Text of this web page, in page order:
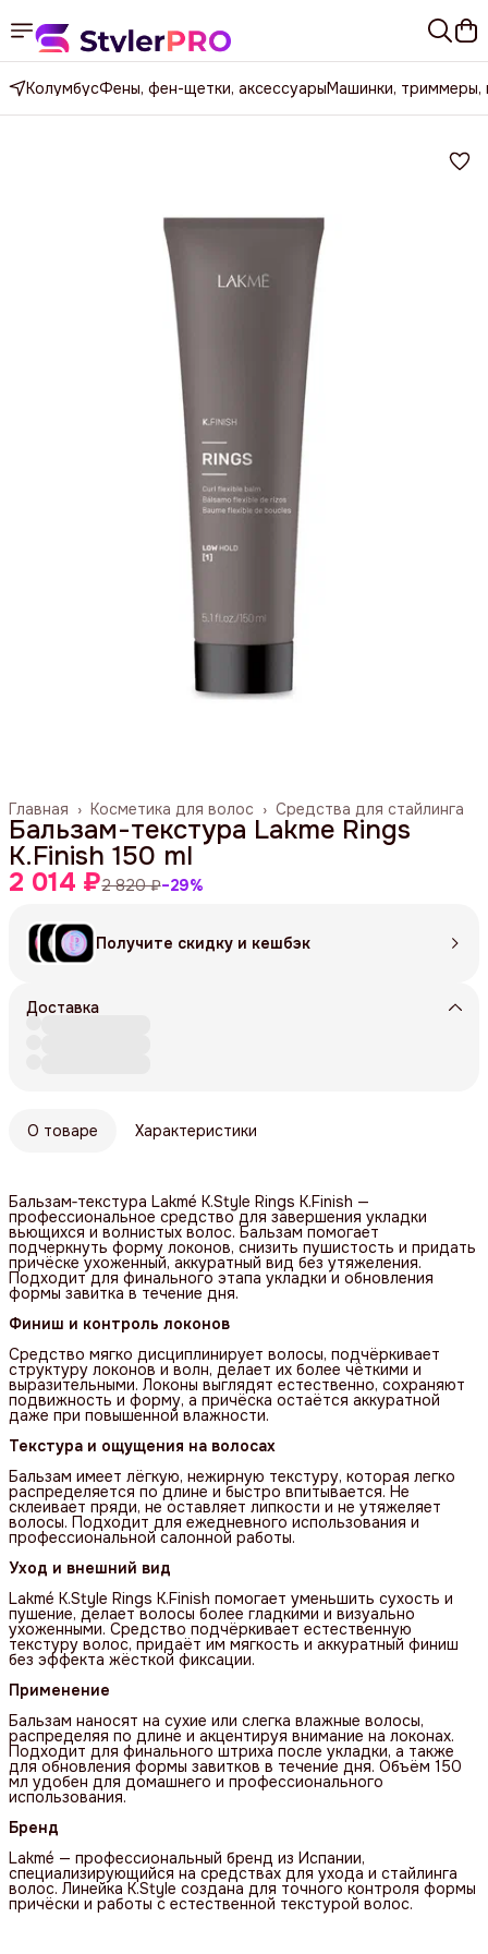
КолумбусФены, фен-щетки, аксессуарыМашинки, триммеры,
Средства для стайлинга
Косметика для волос ›
Главная ›
Бальзам-текстура Lakme Rings
K.Finish 150 ml
2 014 ₽2 820 ₽−29%
Получите скидку и кешбэк
Доставка
О товаре Характеристики
Бальзам‑текстура Lakmé K.Style Rings K.Finish —
профессиональное средство для завершения укладки
вьющихся и волнистых волос. Бальзам помогает
подчеркнуть форму локонов, снизить пушистость и придать
причёске ухоженный, аккуратный вид без утяжеления.
Подходит для финального этапа укладки и обновления
формы завитка в течение дня.
Финиш и контроль локонов
Средство мягко дисциплинирует волосы, подчёркивает
структуру локонов и волн, делает их более чёткими и
выразительными. Локоны выглядят естественно, сохраняют
подвижность и форму, а причёска остаётся аккуратной
даже при повышенной влажности.
Текстура и ощущения на волосах
Бальзам имеет лёгкую, нежирную текстуру, которая легко
распределяется по длине и быстро впитывается. Не
склеивает пряди, не оставляет липкости и не утяжеляет
волосы. Подходит для ежедневного использования и
профессиональной салонной работы.
Уход и внешний вид
Lakmé K.Style Rings K.Finish помогает уменьшить сухость и
пушение, делает волосы более гладкими и визуально
ухоженными. Средство подчёркивает естественную
текстуру волос, придаёт им мягкость и аккуратный финиш
без эффекта жёсткой фиксации.
Применение
Бальзам наносят на сухие или слегка влажные волосы,
распределяя по длине и акцентируя внимание на локонах.
Подходит для финального штриха после укладки, а также
для обновления формы завитков в течение дня. Объём 150
мл удобен для домашнего и профессионального
использования.
Бренд
Lakmé — профессиональный бренд из Испании,
специализирующийся на средствах для ухода и стайлинга
волос. Линейка K.Style создана для точного контроля формы
причёски и работы с естественной текстурой волос.